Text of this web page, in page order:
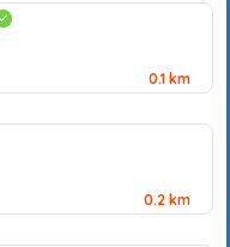
0.1 km
0.2 km